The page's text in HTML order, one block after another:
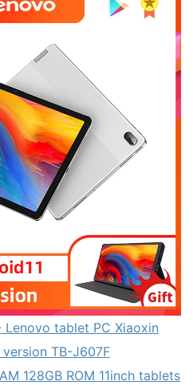
tablet PC Xiaoxin
version TB-J607F
128GB ROM 11inch tablets